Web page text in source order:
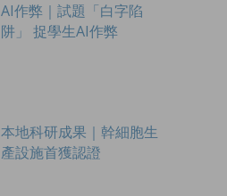
AI作弊｜試題「白字陷
阱」 捉學生AI作弊
本地科研成果｜幹細胞生
產設施首獲認證